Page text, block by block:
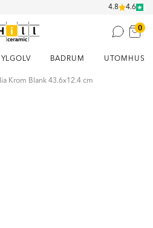
4.8 4.6
0
BADRUM UTOMHUS
Krom Blank 43.6x12.4 cm